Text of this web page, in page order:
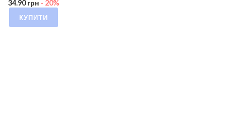
34.90грн - 20%
КУПИТИ